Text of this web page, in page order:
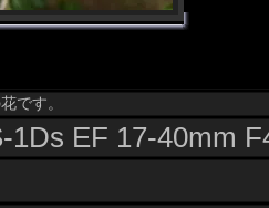
です。
1Ds EF 17-40mm